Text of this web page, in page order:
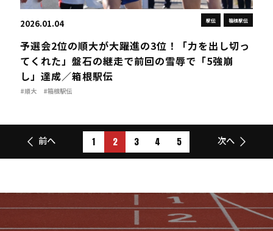
駅伝 箱根駅伝
2026.01.04
予選会2位の順大が大躍進の3位！「力を出し切っ
てくれた」盤石の継走で前回の雪辱で「5強崩
し」達成／箱根駅伝
#順大 #箱根駅伝
前へ 1 2 3 4 5 次へ